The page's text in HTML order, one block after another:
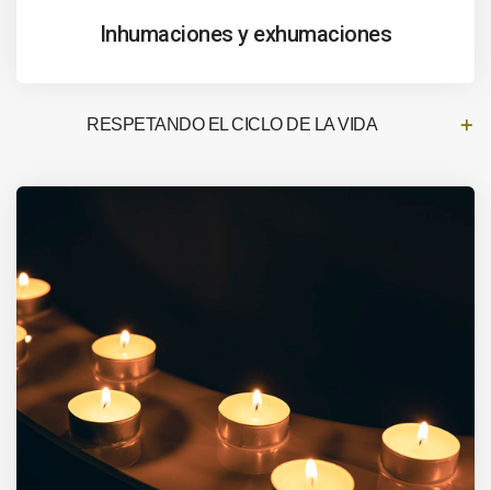
Inhumaciones y exhumaciones
RESPETANDO EL CICLO DE LA VIDA